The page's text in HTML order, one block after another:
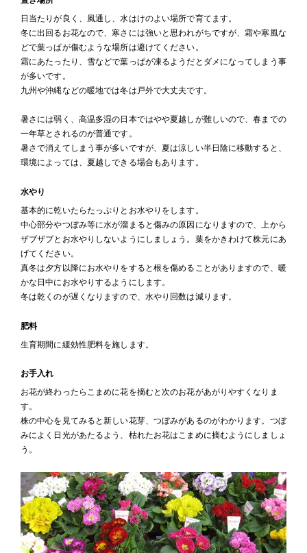
日当たりが良く、風通し、水はけのよい場所で育てます。
冬に出回るお花なので、寒さには強いと思われがちですが、霜や寒風な
どで葉っぱが傷むような場所は避けてください。
霜にあたったり、雪などで葉っぱが凍るようだとダメになってしまう事
が多いです。
九州や沖縄などの暖地では冬は戸外で大丈夫です。
暑さには弱く、高温多湿の日本ではやや夏越しが難しいので、春までの
一年草とされるのが普通です。
暑さで消えてしまう事が多いですが、夏は涼しい半日陰に移動すると、
環境によっては、夏越しできる場合もあります。
水やり
基本的に乾いたらたっぷりとお水やりをします。
中心部分やつぼみ等に水が溜まると傷みの原因になりますので、上から
ザブザブとお水やりしないようにしましょう。葉をかきわけて株元にあ
げてください。
真冬は夕方以降にお水やりをすると根を傷めることがありますので、暖
かな日中にお水やりするようにします。
冬は乾くのが遅くなりますので、水やり回数は減ります。
肥料
生育期間に緩効性肥料を施します。
お手入れ
お花が終わったらこまめに花を摘むと次のお花があがりやすくなりま
す。
株の中心を見てみると新しい花芽、つぼみがあるのがわかります。つぼ
みによく日光があたるよう、枯れたお花はこまめに摘むようにしましょ
う。